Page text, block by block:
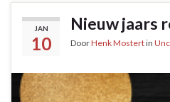
JAN
10
Nieuw jaars
DoorHenk Mostertin